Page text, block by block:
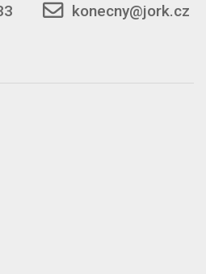
konecny@jork.cz